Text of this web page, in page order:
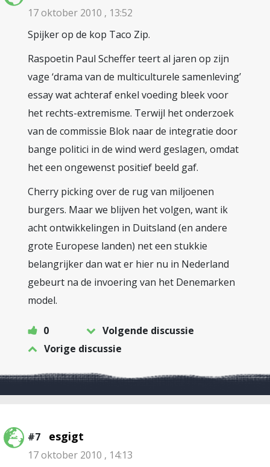
17 oktober 2010 , 13:52
Spijker op de kop Taco Zip.
Raspoetin Paul Scheffer teert al jaren op zijn
vage ‘drama van de multiculturele samenleving’
essay wat achteraf enkel voeding bleek voor
het rechts-extremisme. Terwijl het onderzoek
van de commissie Blok naar de integratie door
bange politici in de wind werd geslagen, omdat
het een ongewenst positief beeld gaf.
Cherry picking over de rug van miljoenen
burgers. Maar we blijven het volgen, want ik
acht ontwikkelingen in Duitsland (en andere
grote Europese landen) net een stukkie
belangrijker dan wat er hier nu in Nederland
gebeurt na de invoering van het Denemarken
model.
0
Volgende discussie
Vorige discussie
#7 esgigt
17 oktober 2010 , 14:13